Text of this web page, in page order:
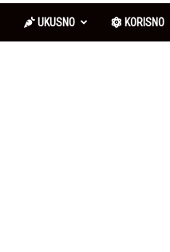
UKUSNO KORISNO